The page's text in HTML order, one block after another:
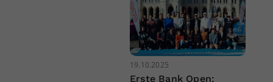
19.10.2025
Erste Bank Open: